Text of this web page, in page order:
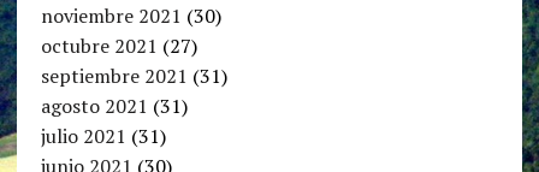
noviembre 2021 (30)
octubre 2021 (27)
septiembre 2021 (31)
agosto 2021 (31)
julio 2021 (31)
junio 2021 (30)